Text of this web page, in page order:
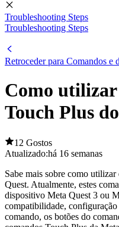
Troubleshooting Steps
Troubleshooting Steps
Retroceder para Comandos e
Como utilizar
Touch Plus
12 Gostos
Atualizado:há 16 semanas
Sabe mais sobre como
Quest. Atualmente, estes
dispositivo Meta Quest 3 ou
compatibilidade,
comando, os botões do